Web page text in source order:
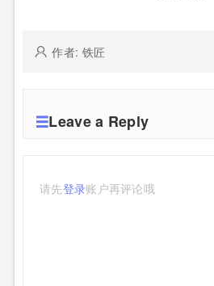
作者: 铁匠
Leave a Reply
请先登录账户再评论哦